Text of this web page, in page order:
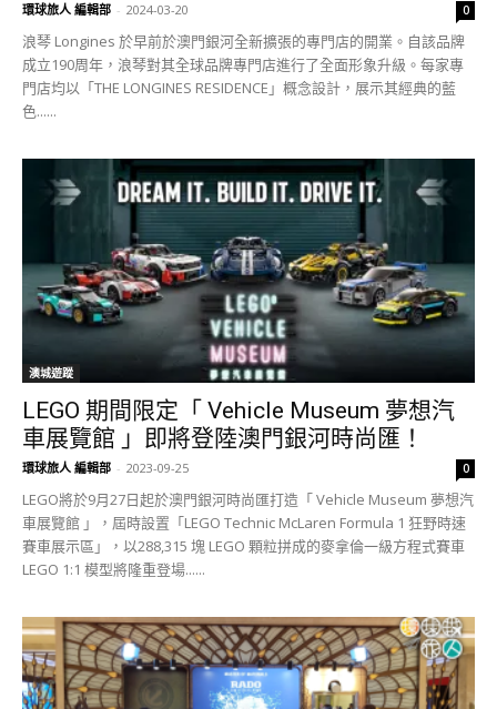
環球旅人 編輯部 - 2024-03-20 0
浪琴 Longines 於早前於澳門銀河全新擴張的專門店的開業。自該品牌
成立190周年，浪琴對其全球品牌專門店進行了全面形象升級。每家專
門店均以「THE LONGINES RESIDENCE」概念設計，展示其經典的藍
色......
澳城遊蹤
LEGO 期間限定「 Vehicle Museum 夢想汽
車展覽館 」即將登陸澳門銀河時尚匯！
環球旅人 編輯部 - 2023-09-25 0
LEGO將於9月27日起於澳門銀河時尚匯打造「 Vehicle Museum 夢想汽
車展覽館 」，屆時設置「LEGO Technic McLaren Formula 1 狂野時速
賽車展示區」，以288,315 塊 LEGO 顆粒拼成的麥拿倫一級方程式賽車
LEGO 1:1 模型將隆重登場......